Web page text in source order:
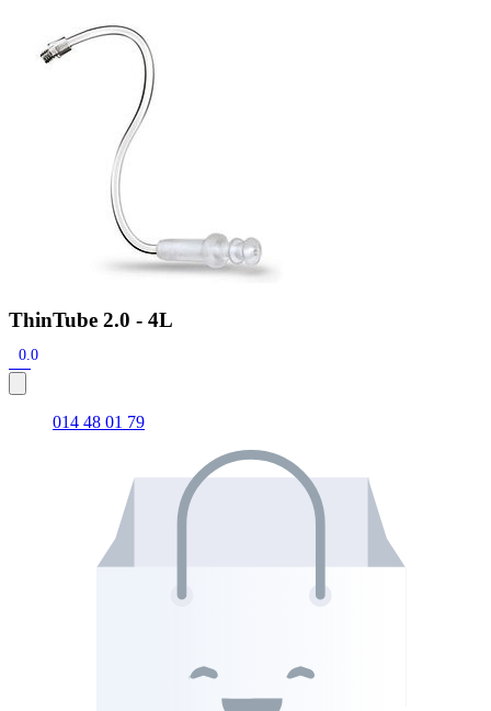
Zoeken
Hoorapparaatbatterijen
Signia Silk
Oticon Intent 1 - Oplaadbaar
De Oticon Intent is het nieuwste hoorapparaat van dit moment.
ThinTube 2.0 - 4L
0.0
014 48 01 79